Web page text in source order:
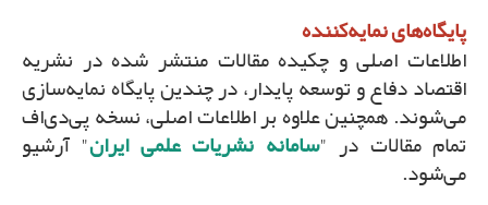
پایگاه‌های نمایه‌کننده
اطلاعات اصلی و چکیده مقالات منتشر شده در نشریه
اقتصاد دفاع و توسعه پایدار، در چندین پایگاه نمایه‌سازی
می‌شوند. همچنین علاوه بر اطلاعات اصلی، نسخه پی‌دی‌اف
تمام مقالات در "سامانه نشریات علمی ایران" آرشیو
می‌شود.